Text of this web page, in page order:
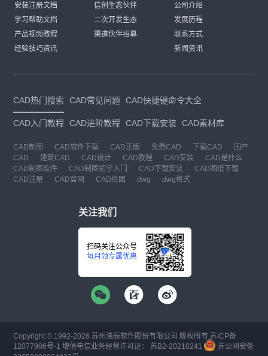
安装注册文档
学习帮助文档
产品视频教程
经验技巧资讯
信创生态伙伴
二次开发生态
渠道伙伴招募
公司介绍
发展历程
联系方式
新闻资讯
CAD热门搜索 CAD常见问题 CAD快捷键命令大全
CAD入门教程 CAD进阶教程 CAD下载安装 CAD素材库
CAD制图 CAD软件下载 CAD正版 免费CAD 下载CAD
国产
CAD
建筑CAD CAD设计 CAD教程 CAD安装
CAD是什么
CAD制图软件
CAD制图初学入门 CAD下载安装
CAD图纸下载
CAD注册
CAD官网 CAD绘图 dwg dwg格式
关注我们
扫码关注公众号
每月领专属优惠
Copyright © 1992-2026 苏州浩辰软件股份有限公司 版权所有 苏ICP备
12077906号-1 增值电信业务经营许可证： 苏B2-20210241
苏公网安备